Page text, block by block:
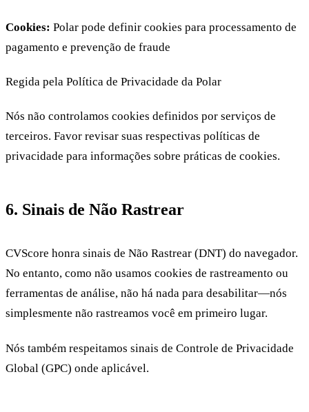
Cookies: Polar pode definir cookies para processamento de
pagamento e prevenção de fraude
Regida pela Política de Privacidade da Polar
Nós não controlamos cookies definidos por serviços de
terceiros. Favor revisar suas respectivas políticas de
privacidade para informações sobre práticas de cookies.
6. Sinais de Não Rastrear
CVScore honra sinais de Não Rastrear (DNT) do navegador.
No entanto, como não usamos cookies de rastreamento ou
ferramentas de análise, não há nada para desabilitar—nós
simplesmente não rastreamos você em primeiro lugar.
Nós também respeitamos sinais de Controle de Privacidade
Global (GPC) onde aplicável.